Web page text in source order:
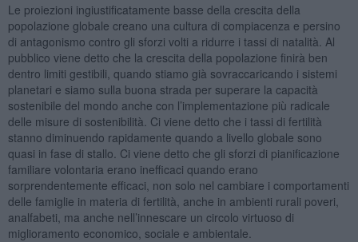
Le proiezioni ingiustificatamente basse della crescita della
popolazione globale creano una cultura di compiacenza e persino
di antagonismo contro gli sforzi volti a ridurre i tassi di natalità. Al
pubblico viene detto che la crescita della popolazione finirà ben
dentro limiti gestibili, quando stiamo già sovraccaricando i sistemi
planetari e siamo sulla buona strada per superare la capacità
sostenibile del mondo anche con l’implementazione più radicale
delle misure di sostenibilità. Ci viene detto che i tassi di fertilità
stanno diminuendo rapidamente quando a livello globale sono
quasi in fase di stallo. Ci viene detto che gli sforzi di pianificazione
familiare volontaria erano inefficaci quando erano
sorprendentemente efficaci, non solo nel cambiare i comportamenti
delle famiglie in materia di fertilità, anche in ambienti rurali poveri,
analfabeti, ma anche nell’innescare un circolo virtuoso di
miglioramento economico, sociale e ambientale.